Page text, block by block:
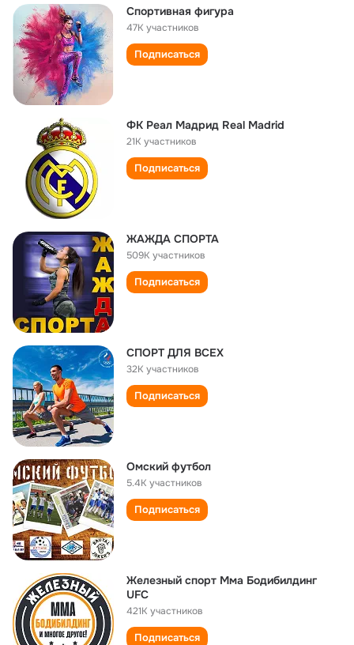
Спортивная фигура
47K участников
Подписаться
ФК Реал Мадрид Real Madrid
21K участников
Подписаться
ЖАЖДА СПОРТА
509K участников
Подписаться
СПОРТ ДЛЯ ВСЕХ
32K участников
Подписаться
Омский футбол
5.4K участников
Подписаться
Железный спорт Мма Бодибилдинг
UFC
421K участников
Подписаться